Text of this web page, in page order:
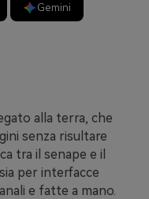
Gemini
alla terra, che
senza risultare
tra il senape e il
per interfacce
e fatte a mano.